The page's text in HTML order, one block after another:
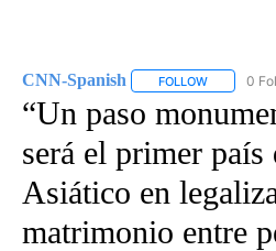
CNN-Spanish FOLLOW FOLLOW
0
“Un paso
será el primer país
Asiático en
matrimonio entre